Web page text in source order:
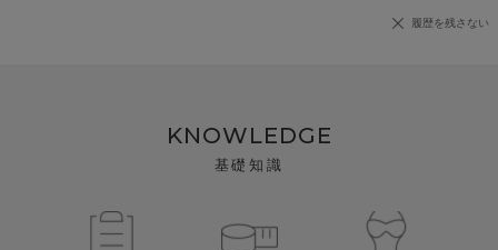
履歴を残さない
KNOWLEDGE
基礎知識